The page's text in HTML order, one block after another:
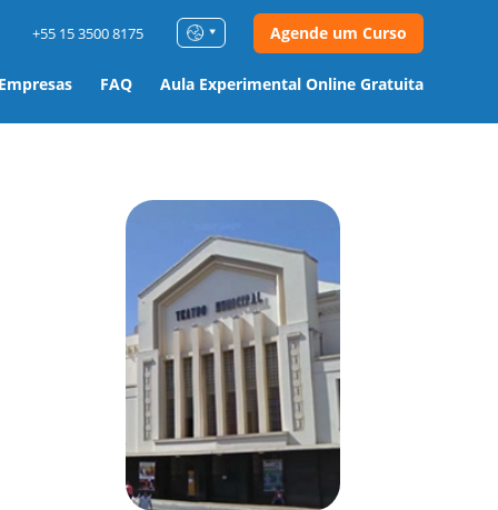
FAQ Aula Experimental Online Gratuita
+55 15 3500 8175 Agende um Curso